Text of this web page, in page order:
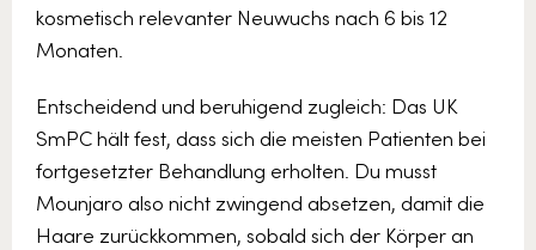
kosmetisch relevanter Neuwuchs nach 6 bis 12
Monaten.
Entscheidend und beruhigend zugleich: Das UK
SmPC hält fest, dass sich die meisten Patienten bei
fortgesetzter Behandlung erholten. Du musst
Mounjaro also nicht zwingend absetzen, damit die
Haare zurückkommen, sobald sich der Körper an